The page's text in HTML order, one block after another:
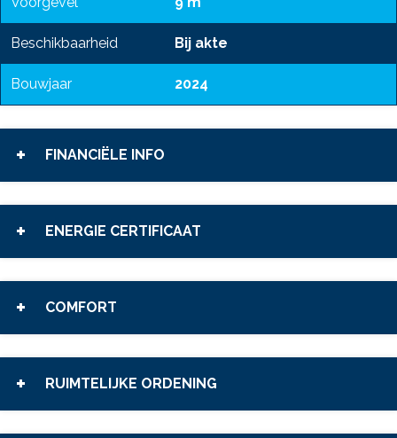
Beschikbaarheid Bij akte
Bouwjaar 2024
FINANCIËLE INFO
ENERGIE CERTIFICAAT
COMFORT
RUIMTELIJKE ORDENING